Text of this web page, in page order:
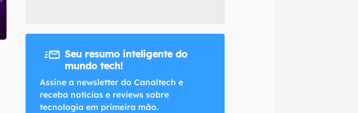
Seu resumo inteligente do
mundo tech!
Assine a newsletter do Canaltech e
receba notícias e reviews sobre
tecnologia em primeira mão.